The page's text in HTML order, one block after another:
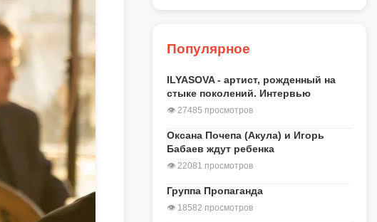
Популярное
ILYASOVA - артист, рожденный на
стыке поколений. Интервью
👁 27485 просмотров
Оксана Почепа (Акула) и Игорь
Бабаев ждут ребенка
👁 22081 просмотров
Группа Пропаганда
👁 18582 просмотров